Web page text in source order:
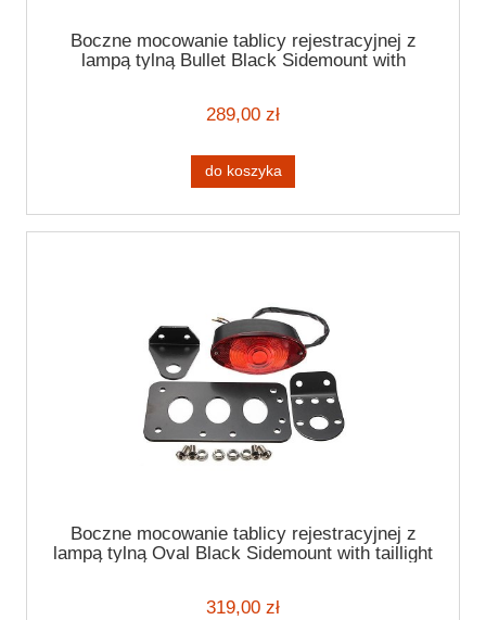
Boczne mocowanie tablicy rejestracyjnej z
lampą tylną Bullet Black Sidemount with
289,00 zł
do koszyka
Boczne mocowanie tablicy rejestracyjnej z
lampą tylną Oval Black Sidemount with taillight
319,00 zł